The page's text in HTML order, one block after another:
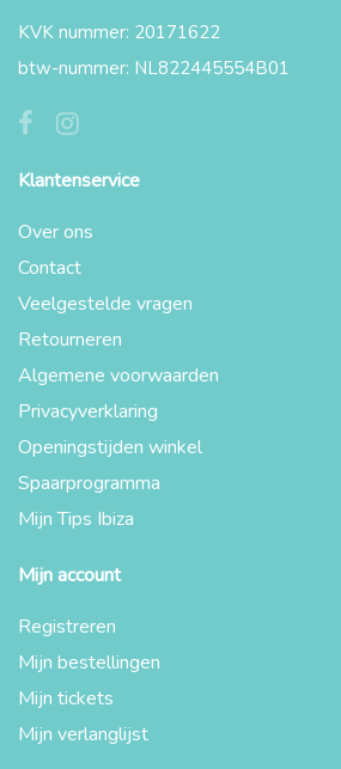
KVK nummer: 20171622
btw-nummer: NL822445554B01
Klantenservice
Over ons
Contact
Veelgestelde vragen
Retourneren
Algemene voorwaarden
Privacyverklaring
Openingstijden winkel
Spaarprogramma
Mijn Tips Ibiza
Mijn account
Registreren
Mijn bestellingen
Mijn tickets
Mijn verlanglijst